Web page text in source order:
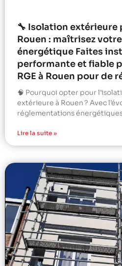
🔧 Isolation extérieure
Rouen : maîtrisez
énergétique Faites
performante et fiable
RGE à Rouen pour de
🧠 Pourquoi opter pour
extérieure à Rouen ? Avec
réglementations
Lire la suite »